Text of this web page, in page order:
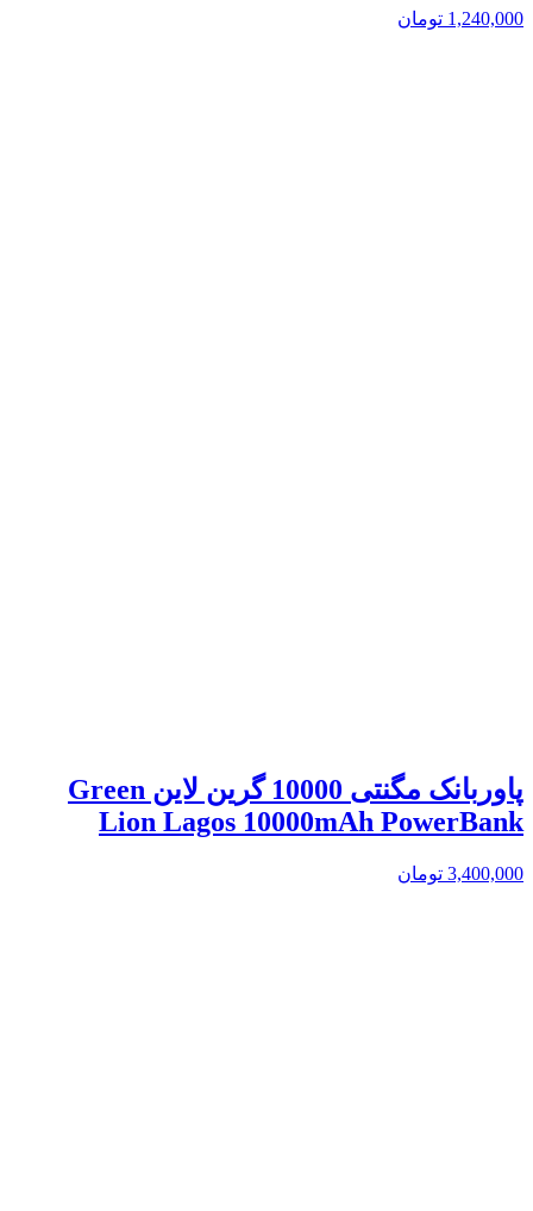
1,240,000 تومان
پاوربانک مگنتی 10000 گرین لاین Green
Lion Lagos 10000mAh PowerBank
3,400,000 تومان